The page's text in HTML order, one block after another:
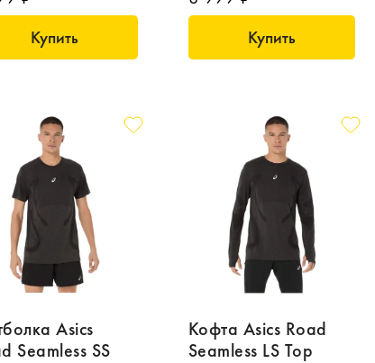
Купить Купить
Asics
Seamless SS
Кофта Asics Road
Seamless LS Top